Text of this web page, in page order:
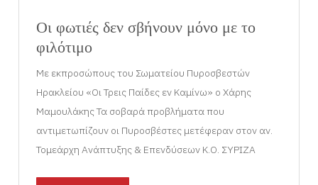
Οι φωτιές δεν σβήνουν μόνο με το
φιλότιμο
Με εκπροσώπους του Σωματείου Πυροσβεστών
Ηρακλείου «Οι Τρεις Παίδες εν Καμίνω» ο Χάρης
Μαμουλάκης Τα σοβαρά προβλήματα που
αντιμετωπίζουν οι Πυροσβέστες μετέφεραν στον αν.
Τομεάρχη Ανάπτυξης & Επενδύσεων Κ.Ο. ΣΥΡΙΖΑ